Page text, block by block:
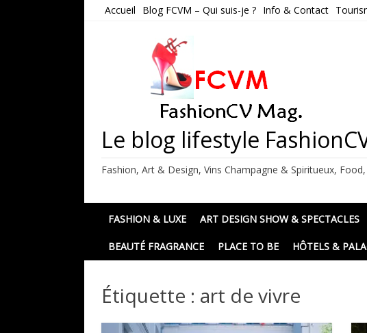
Accueil Blog FCVM – Qui suis-je ? Info & Contact
Le blog lifestyle
Fashion, Art & Design, Vins Champagne & Spiritueux,
FASHION & LUXE ART DESIGN SHOW & SPECTACLES
BEAUTÉ FRAGRANCE PLACE TO BE HÔTELS &
Étiquette : art de vivre